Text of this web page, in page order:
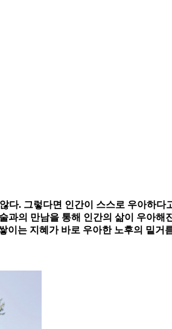
다. 그렇다면 인간이 스스로 우아하다
과의 만남을 통해 인간의 삶이 우아해
이는 지혜가 바로 우아한 노후의 밑거